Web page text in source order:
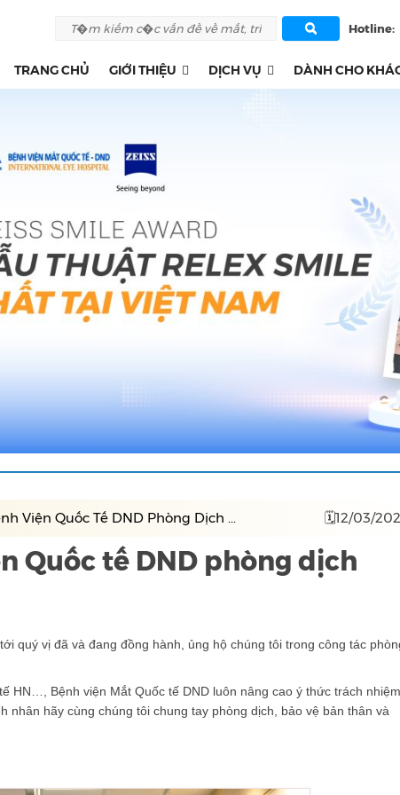
Hotline:
TRANG CHỦ GIỚI THIỆU DỊCH VỤ DÀNH CHO
Viện Quốc Tế DND Phòng Dịch ... 🗓12/03/
Quốc tế DND phòng dịch
quý vị đã và đang đồng hành, ủng hộ chúng tôi trong công tác
HN…, Bệnh viện Mắt Quốc tế DND luôn nâng cao ý thức trách
nhân hãy cùng chúng tôi chung tay phòng dịch, bảo vệ bản thân và